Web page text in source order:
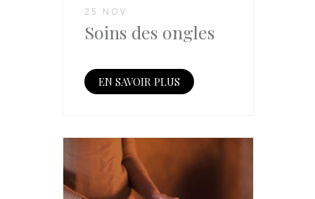
25 NOV
Soins des ongles
EN SAVOIR PLUS